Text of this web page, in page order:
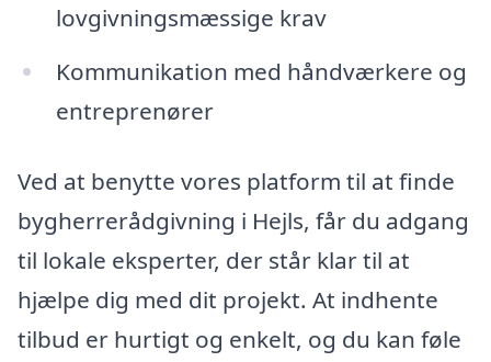
lovgivningsmæssige krav
Kommunikation med håndværkere og
entreprenører
Ved at benytte vores platform til at finde
bygherrerådgivning i Hejls, får du adgang
til lokale eksperter, der står klar til at
hjælpe dig med dit projekt. At indhente
tilbud er hurtigt og enkelt, og du kan føle